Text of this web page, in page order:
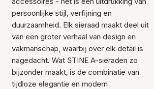
persoonlijke stijl, verfijning en
duurzaamheid. Elk sieraad maakt deel uit
van een groter verhaal van design en
vakmanschap, waarbij over elk detail is
nagedacht. Wat STINE A-sieraden zo
bijzonder maakt, is de combinatie van
tijdloze elegantie en modern